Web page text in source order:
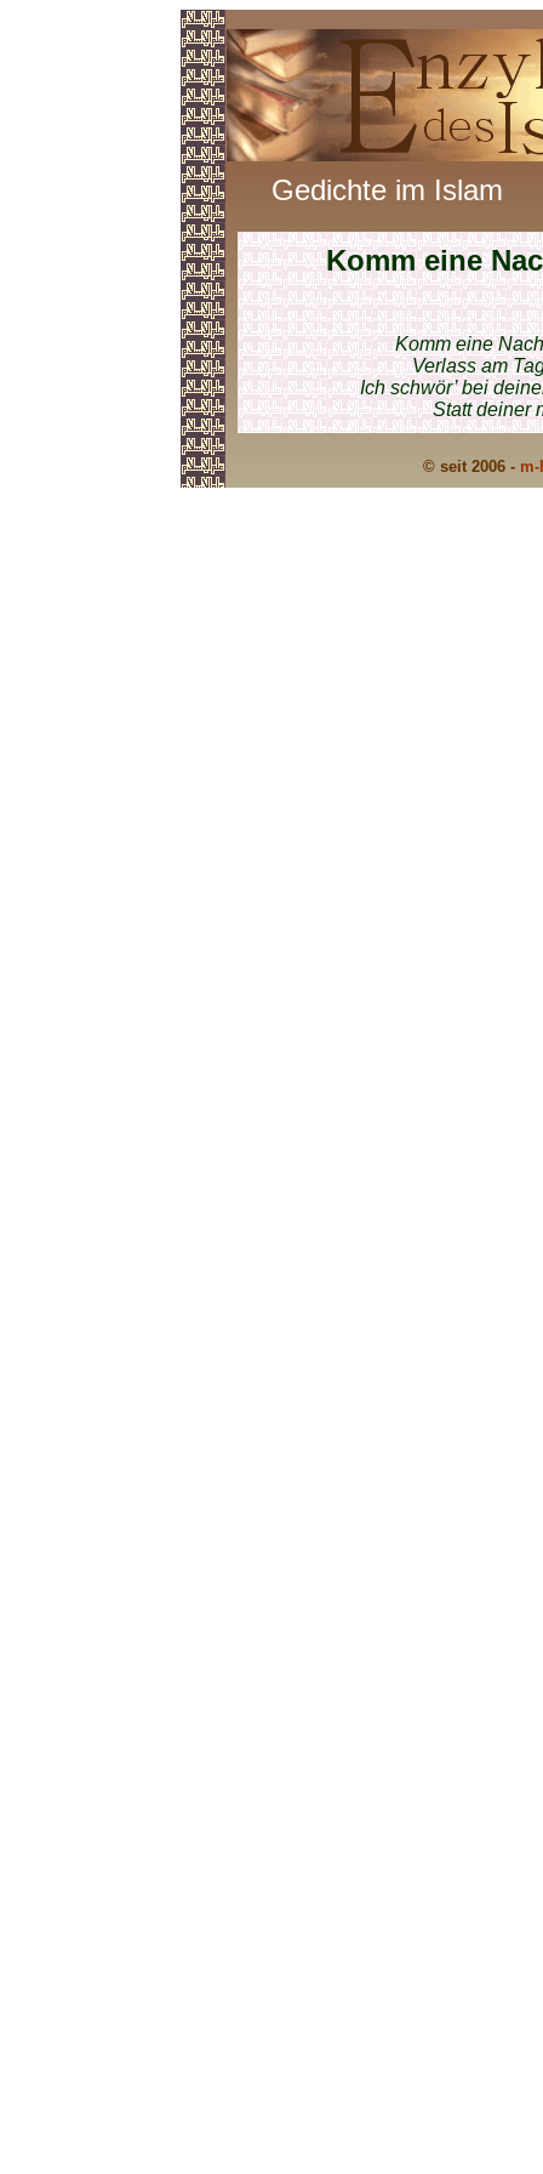
Gedichte im Islam
Komm eine
Komm eine
Verlass am
Ich schwör’ bei
Statt deiner
© seit 2006 -